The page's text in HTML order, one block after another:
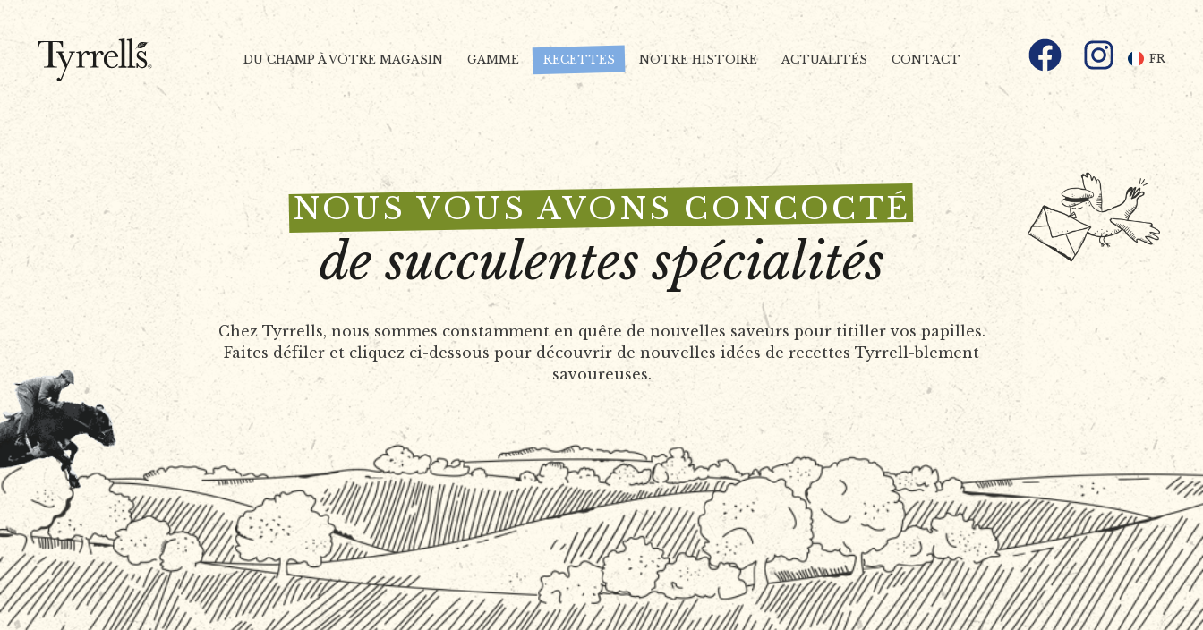
FacebookInstagram
FR
DU CHAMP À VOTRE MAGASIN GAMME RECETTES NOTRE HISTOIRE ACTUALITÉS CONTACT
NOUS VOUS AVONS CONCOCTÉ
de succulentes spécialités
Chez Tyrrells, nous sommes constamment en quête de nouvelles saveurs pour titiller vos papilles.
Faites défiler et cliquez ci-dessous pour découvrir de nouvelles idées de recettes Tyrrell-blement
savoureuses.